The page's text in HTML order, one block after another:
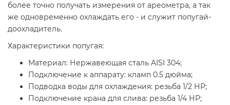
более точно получать измерения от ареометра, а так
же одновременно охлаждать его - и служит попугай-
доохладитель.
Характеристики попугая:
Материал: Нержавеющая сталь AISI 304;
Подключение к аппарату: кламп 0.5 дюйма;
Подводка воды для охлаждения: резьба 1/2 НР;
Подключение крана для слива: резьба 1/4 НР;